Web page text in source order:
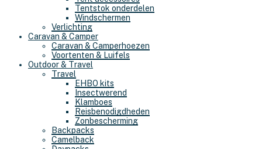
Tentstok onderdelen
Windschermen
Verlichting
Caravan & Camper
Caravan & Camperhoezen
Voortenten & Luifels
Outdoor & Travel
Travel
EHBO kits
Insectwerend
Klamboes
Reisbenodigdheden
Zonbescherming
Backpacks
Camelback